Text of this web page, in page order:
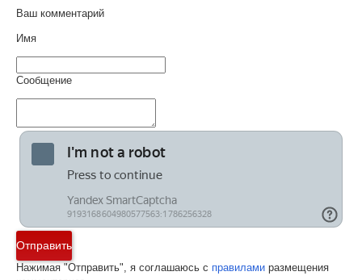
Ваш комментарий
Имя
Сообщение
Отправить
Нажимая "Отправить", я соглашаюсь с правилами размещения